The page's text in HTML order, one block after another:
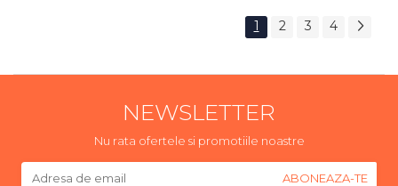
1 2 3 4
NEWSLETTER
Nu rata ofertele si promotiile noastre